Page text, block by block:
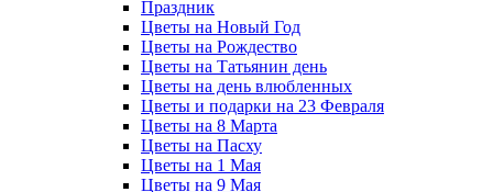
Праздник
Цветы на Новый Год
Цветы на Рождество
Цветы на Татьянин день
Цветы на день влюбленных
Цветы и подарки на 23 Февраля
Цветы на 8 Марта
Цветы на Пасху
Цветы на 1 Мая
Цветы на 9 Мая